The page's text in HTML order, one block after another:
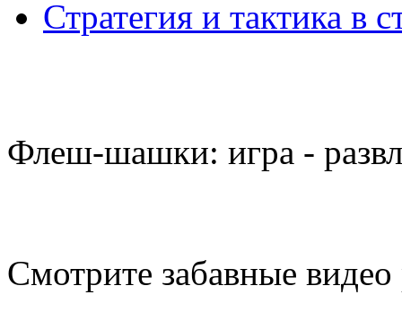
Стратегия и тактика в
Флеш-шашки: игра -
Смотрите забавные